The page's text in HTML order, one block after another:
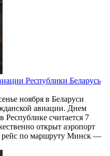
Республики Беларусь
ноября в Беларуси
авиации. Днем
считается 7
открыт аэропорт
рейс по маршруту Минск —